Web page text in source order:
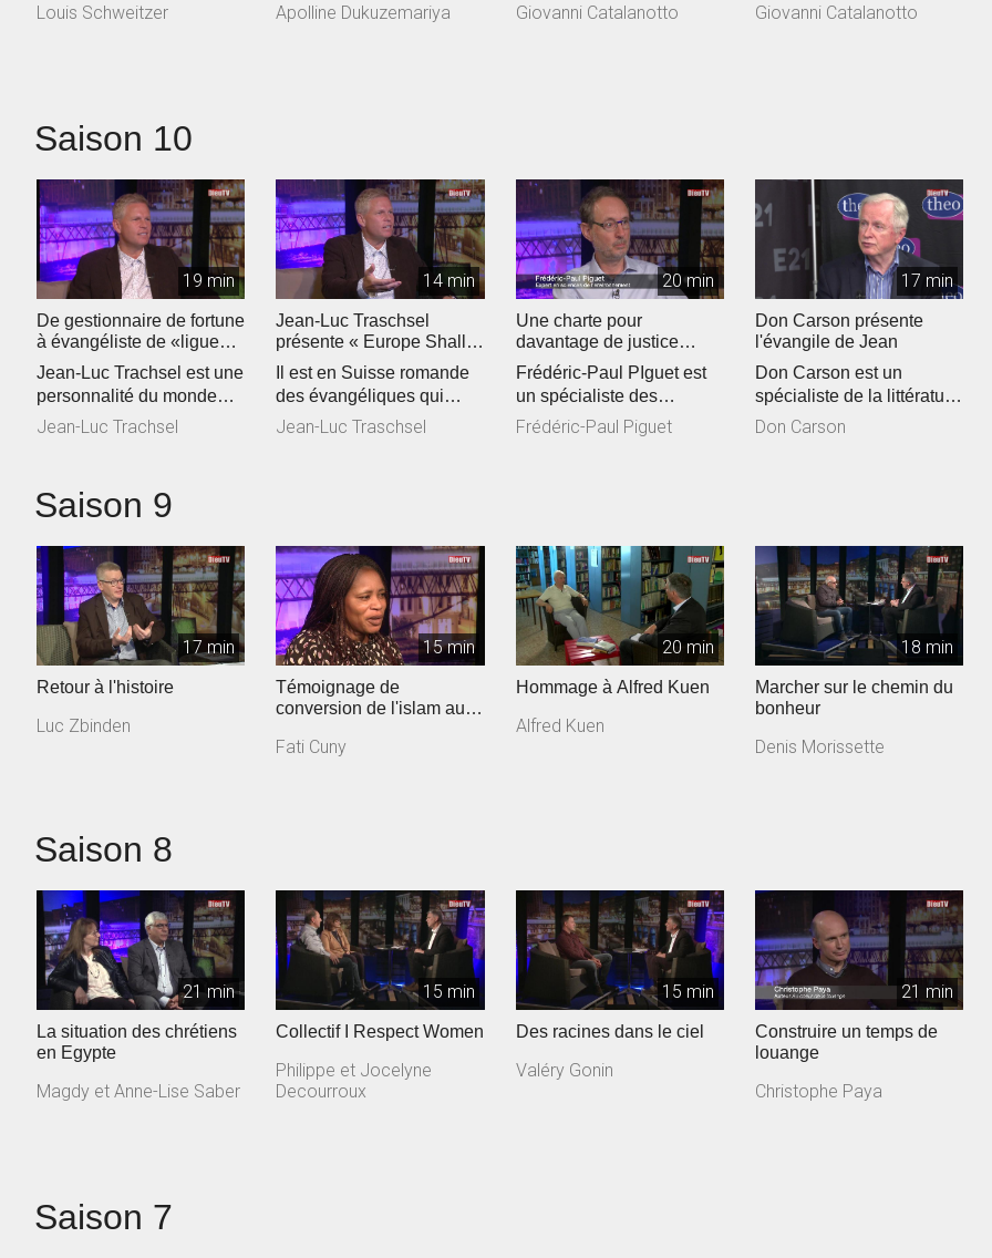
Louis Schweitzer Apolline Dukuzemariya Giovanni Catalanotto Giovanni Catalanotto
Saison 10
19 min
De gestionnaire de fortune
à évangéliste de «ligue
européenne"
Jean-Luc Trachsel est une
personnalité du monde
évangélique de Suisse
Jean-Luc Trachsel
14 min
Jean-Luc Traschsel
présente « Europe Shall
Be Saved »
Il est en Suisse romande
des évangéliques qui
voient grand. Jean-Luc
Jean-Luc Traschsel
20 min
Une charte pour
davantage de justice
climatique en Eglise
Frédéric-Paul PIguet est
un spécialiste des
questions
environnementales. Il a...
Frédéric-Paul Piguet
17 min
Don Carson présente
l'évangile de Jean
Don Carson est un
spécialiste de la littérature
du Nouveau Testament.
Don Carson
Saison 9
17 min
Retour à l'histoire
Luc Zbinden
15 min
Témoignage de
conversion de l'islam au
Fati Cuny
20 min
Hommage à Alfred Kuen
Alfred Kuen
18 min
Marcher sur le chemin du
bonheur
Denis Morissette
Saison 8
21 min
La situation des chrétiens
en Egypte
Magdy et Anne-Lise Saber
15 min
Collectif I Respect Women
Philippe et Jocelyne
Decourroux
15 min
Des racines dans le ciel
Valéry Gonin
21 min
Construire un temps de
louange
Christophe Paya
Saison 7